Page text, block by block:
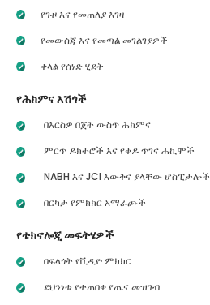
የጉዞ እና የመጠለያ እገዛ
የመውሰጃ እና የመጣል መገልገያዎች
ቀላል የሰነድ ሂደት
የሕክምና እሽጎች
በእርስዎ በጀት ውስጥ ሕክምና
ምርጥ ዶክተሮች እና የቀዶ ጥገና ሐኪሞች
NABH እና JCI እውቅና ያላቸው ሆስፒታሎች
በርካታ የምክክር አማራጮች
የቴክኖሎጂ መፍትሄዎች
በፍላጎት የቪዲዮ ምክክር
ደህንነቱ የተጠበቀ የጤና መዝገብ